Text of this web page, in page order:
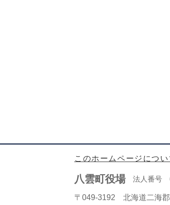
このホームページについ
八雲町役場法人番号
〒049-3192 北海道二海